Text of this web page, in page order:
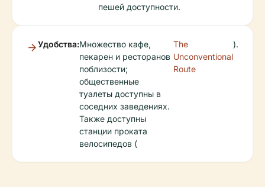
пешей доступности.
Удобства:Множество кафе,
пекарен и ресторанов
поблизости;
общественные
туалеты доступны в
соседних заведениях.
Также доступны
станции проката
велосипедов (
The
Unconventional
Route
).